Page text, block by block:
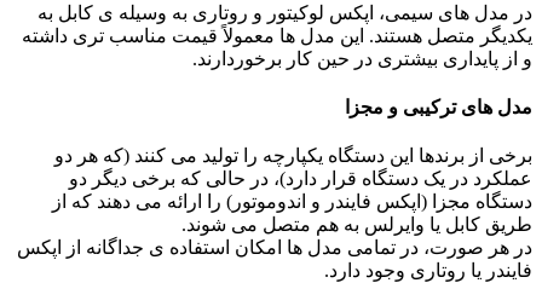
در مدل های سیمی، اپکس لوکیتور و روتاری به وسیله ی کابل به
یکدیگر متصل هستند. این مدل ها معمولاً قیمت مناسب تری داشته
و از پایداری بیشتری در حین کار برخوردارند.
مدل های ترکیبی و مجزا
برخی از برندها این دستگاه یکپارچه را تولید می کنند (که هر دو
عملکرد در یک دستگاه قرار دارد)، در حالی که برخی دیگر دو
دستگاه مجزا (اپکس فایندر و اندوموتور) را ارائه می دهند که از
طریق کابل یا وایرلس به هم متصل می شوند.
در هر صورت، در تمامی مدل ها امکان استفاده ی جداگانه از اپکس
فایندر یا روتاری وجود دارد.